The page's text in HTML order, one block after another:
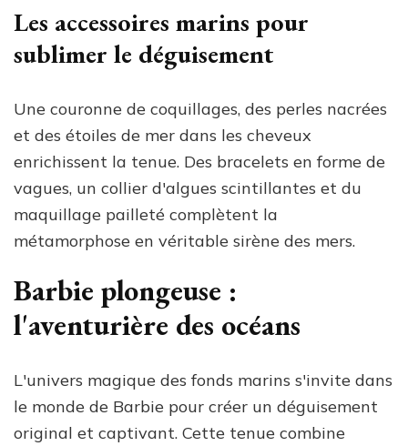
Les accessoires marins pour
sublimer le déguisement
Une couronne de coquillages, des perles nacrées
et des étoiles de mer dans les cheveux
enrichissent la tenue. Des bracelets en forme de
vagues, un collier d'algues scintillantes et du
maquillage pailleté complètent la
métamorphose en véritable sirène des mers.
Barbie plongeuse :
l'aventurière des océans
L'univers magique des fonds marins s'invite dans
le monde de Barbie pour créer un déguisement
original et captivant. Cette tenue combine